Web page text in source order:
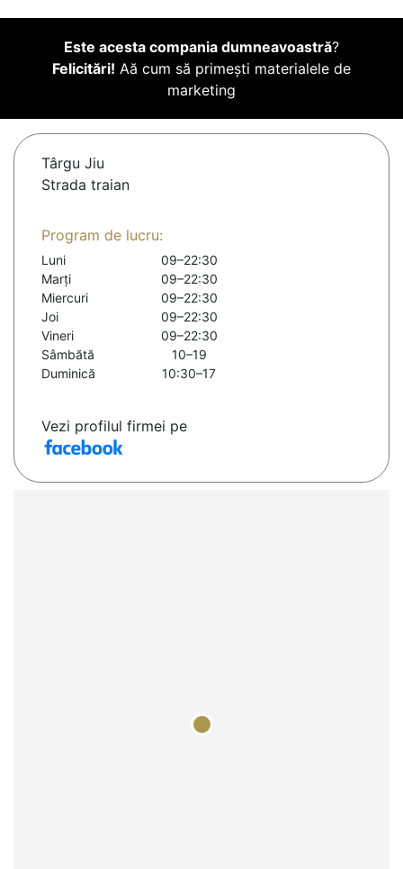
Este acesta compania dumneavoastră?
Felicitări! Aă cum să primești materialele de
marketing
Târgu Jiu
Strada traian
Program de lucru:
Luni
09–22:30
Marți
09–22:30
Miercuri
09–22:30
Joi
09–22:30
Vineri
09–22:30
Sâmbătă
10–19
Duminică
10:30–17
Vezi profilul firmei pe